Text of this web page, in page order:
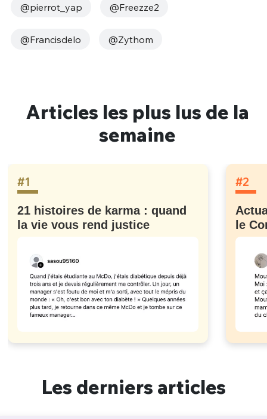
@pierrot_yap @Freezze2
@Francisdelo @Zythom
Articles les plus lus de la
semaine
#1
21 histoires de karma : quand
la vie vous rend justice
#2
le
Les derniers articles